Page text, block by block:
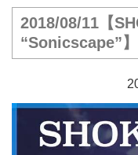
2018/08/11【
“Sonicscape”